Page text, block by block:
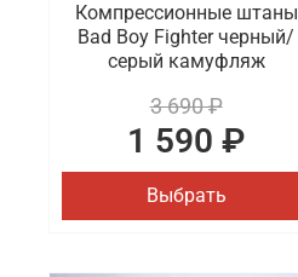
Компрессионные штаны
Bad Boy Fighter черный/
серый камуфляж
3 690 ₽
1 590 ₽
Выбрать